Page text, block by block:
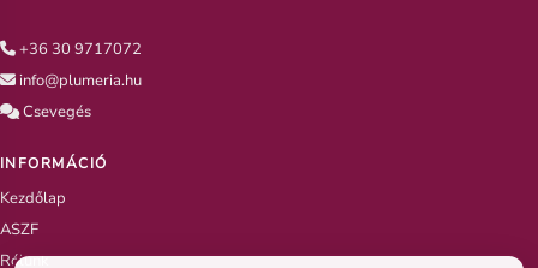
+36 30 9717072
info@plumeria.hu
Csevegés
INFORMÁCIÓ
Kezdőlap
ASZF
Rólunk